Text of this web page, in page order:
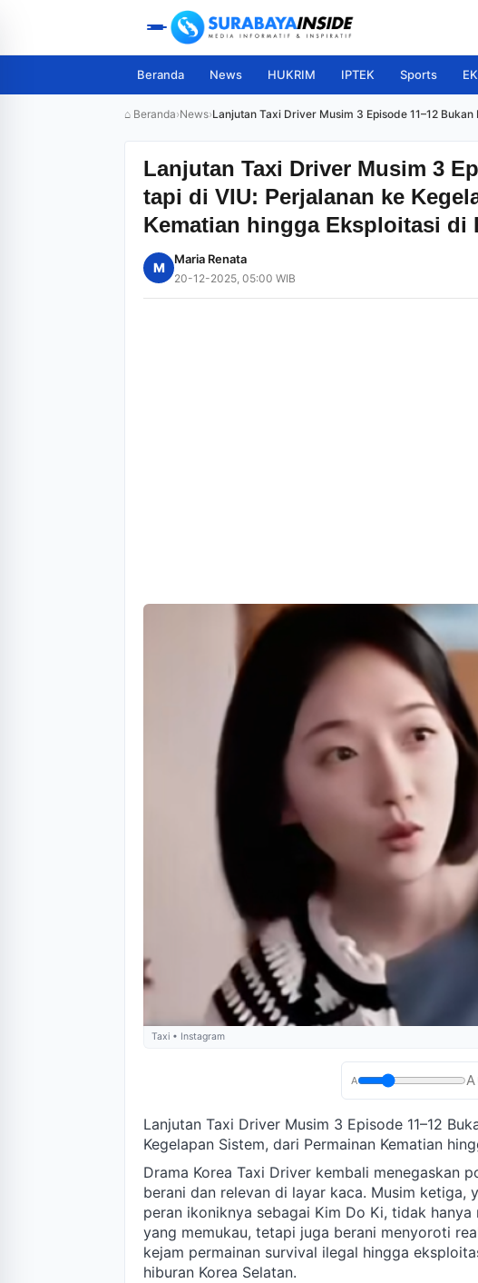
Beranda News HUKRIM IPTEK Sports
⌂ Beranda›News›Lanjutan Taxi Driver Musim 3 Episode 11–12
Lanjutan Taxi Driver Musim 3
tapi di VIU: Perjalanan ke
Kematian hingga Eksploitasi di
M
Maria Renata
20-12-2025, 05:00 WIB
Taxi • Instagram
A A
Lanjutan Taxi Driver Musim 3 Episode 11–12
Kegelapan Sistem, dari Permainan Kematian
Drama Korea Taxi Driver kembali menegaskan
berani dan relevan di layar kaca. Musim ketiga,
peran ikoniknya sebagai Kim Do Ki, tidak
yang memukau, tetapi juga berani menyoroti
kejam permainan survival ilegal hingga
hiburan Korea Selatan.